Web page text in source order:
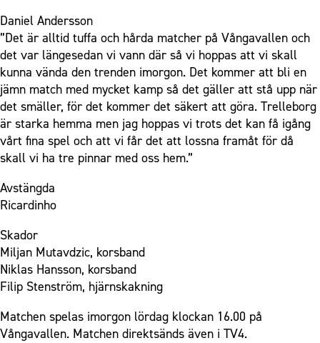
Daniel Andersson
”Det är alltid tuffa och hårda matcher på Vångavallen och
det var längesedan vi vann där så vi hoppas att vi skall
kunna vända den trenden imorgon. Det kommer att bli en
jämn match med mycket kamp så det gäller att stå upp när
det smäller, för det kommer det säkert att göra. Trelleborg
är starka hemma men jag hoppas vi trots det kan få igång
vårt fina spel och att vi får det att lossna framåt för då
skall vi ha tre pinnar med oss hem.”
Avstängda
Ricardinho
Skador
Miljan Mutavdzic, korsband
Niklas Hansson, korsband
Filip Stenström, hjärnskakning
Matchen spelas imorgon lördag klockan 16.00 på
Vångavallen. Matchen direktsänds även i TV4.